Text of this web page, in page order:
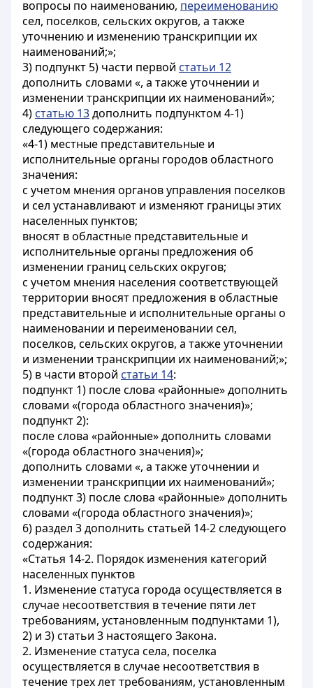
вопросы по наименованию, переименованию
сел, поселков, сельских округов, а также
уточнению и изменению транскрипции их
наименований;»;
3) подпункт 5) части первой статьи 12
дополнить словами «, а также уточнении и
изменении транскрипции их наименований»;
4) статью 13дополнить подпунктом 4-1)
следующего содержания:
«4-1) местные представительные и
исполнительные органы городов областного
значения:
с учетом мнения органов управления поселков
и сел устанавливают и изменяют границы этих
населенных пунктов;
вносят в областные представительные и
исполнительные органы предложения об
изменении границ сельских округов;
с учетом мнения населения соответствующей
территории вносят предложения в областные
представительные и исполнительные органы о
наименовании и переименовании сел,
поселков, сельских округов, а также уточнении
и изменении транскрипции их наименований;»;
5) в части второй статьи 14:
подпункт 1) после слова «районные» дополнить
словами «(города областного значения)»;
подпункт 2):
после слова «районные» дополнить словами
«(города областного значения)»;
дополнить словами «, а также уточнении и
изменении транскрипции их наименований»;
подпункт 3) после слова «районные» дополнить
словами «(города областного значения)»;
6) раздел 3 дополнить статьей 14-2 следующего
содержания:
«Статья 14-2. Порядок изменения категорий
населенных пунктов
1. Изменение статуса города осуществляется в
случае несоответствия в течение пяти лет
требованиям, установленным подпунктами 1),
2) и 3) статьи 3 настоящего Закона.
2. Изменение статуса села, поселка
осуществляется в случае несоответствия в
течение трех лет требованиям, установленным